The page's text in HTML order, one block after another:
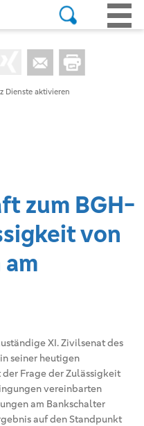
Dienste aktivieren
zum BGH-
von
XI. Zivilsenat des
seiner heutigen
der Frage der Zulässigkeit
vereinbarten
am Bankschalter
auf den Standpunkt